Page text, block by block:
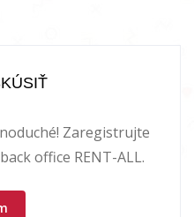
Zaregistrujte
office RENT-ALL.